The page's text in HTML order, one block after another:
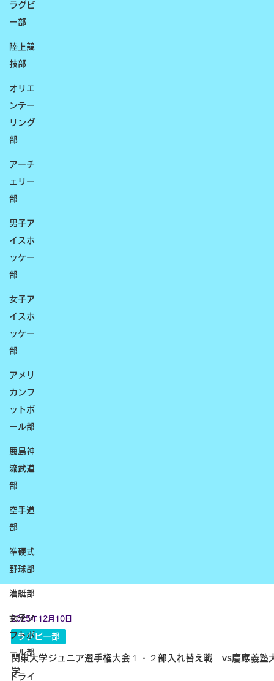
ラグビ
ー部
陸上競
技部
オリエ
ンテー
リング
部
アーチ
ェリー
部
男子ア
イスホ
ッケー
部
女子ア
イスホ
ッケー
部
アメリ
カンフ
ットボ
ール部
鹿島神
流武道
部
空手道
部
準硬式
野球部
漕艇部
女子ソ
フトボ
ール部
トライ